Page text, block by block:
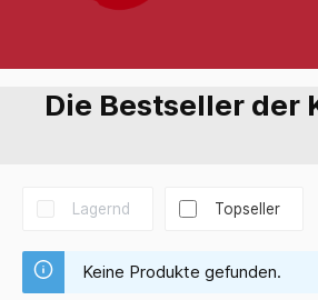
Die Bestseller der
Lagernd Topseller
Keine Produkte gefunden.